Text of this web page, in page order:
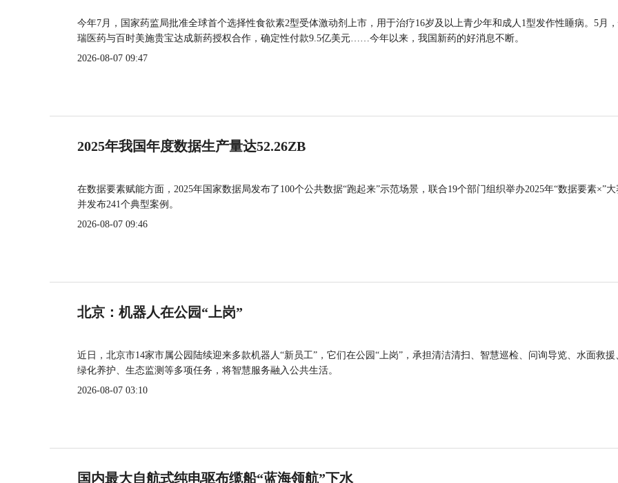
今年7月，国家药监局批准全球首个选择性食欲素2型受体激动剂上市，用于治疗16岁及以上青少年和成人1型发作性睡病。5月
瑞医药与百时美施贵宝达成新药授权合作，确定性付款9.5亿美元……今年以来，我国新药的好消息不断。
2026-08-07 09:47
2025年我国年度数据生产量达52.26ZB
在数据要素赋能方面，2025年国家数据局发布了100个公共数据“跑起来”示范场景，联合19个部门组织举办2025年“数据要素×”大
并发布241个典型案例。
2026-08-07 09:46
北京：机器人在公园“上岗”
近日，北京市14家市属公园陆续迎来多款机器人“新员工”，它们在公园“上岗”，承担清洁清扫、智慧巡检、问询导览、水面救援
绿化养护、生态监测等多项任务，将智慧服务融入公共生活。
2026-08-07 03:10
国内最大自航式纯电驱布缆船“蓝海领航”下水